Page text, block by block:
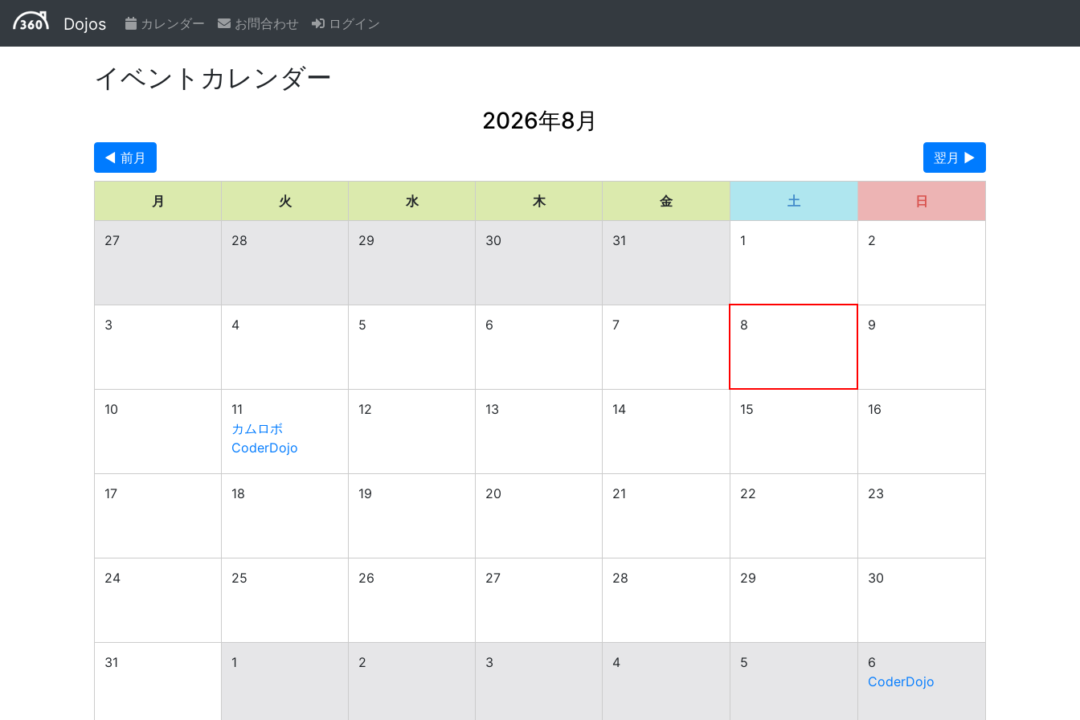
Dojos カレンダー お問合わせ ログイン
イベントカレンダー
2026年8月
◀ 前月 翌月 ▶
月 火 水 木 金 土 日
27 28 29 30 31 1 2
3 4 5 6 7 8 9
10
11
カムロボ
CoderDojo
12 13 14 15 16
17 18 19 20 21 22 23
24 25 26 27 28 29 30
31 1 2 3 4 5
6
CoderDojo